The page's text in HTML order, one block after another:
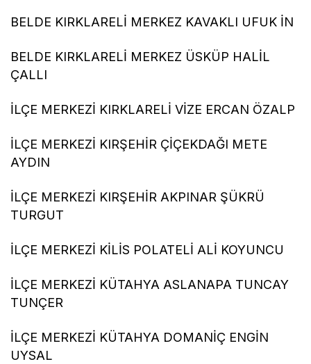
BELDE KIRKLARELİ MERKEZ KAVAKLI UFUK İN
BELDE KIRKLARELİ MERKEZ ÜSKÜP HALİL
ÇALLI
İLÇE MERKEZİ KIRKLARELİ VİZE ERCAN ÖZALP
İLÇE MERKEZİ KIRŞEHİR ÇİÇEKDAĞI METE
AYDIN
İLÇE MERKEZİ KIRŞEHİR AKPINAR ŞÜKRÜ
TURGUT
İLÇE MERKEZİ KİLİS POLATELİ ALİ KOYUNCU
İLÇE MERKEZİ KÜTAHYA ASLANAPA TUNCAY
TUNÇER
İLÇE MERKEZİ KÜTAHYA DOMANİÇ ENGİN
UYSAL